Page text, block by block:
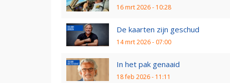
16 mrt 2026 - 10:28
De kaarten zijn geschud
14 mrt 2026 - 07:00
In het pak genaaid
18 feb 2026 - 11:11